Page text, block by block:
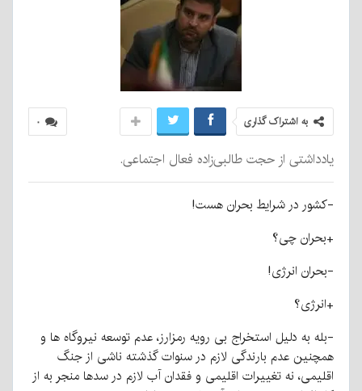
۰ به اشتراک گذاری
یادداشتی از حجت طالبی‌زاده فعال اجتماعی.
-کشور در شرایط بحران هست!
+بحران چی؟
-بحران انرژی!
+انرژی؟
-بله به دلیل استخراج بی رویه رمزارز، عدم توسعه نیروگاه ها و
همچنین عدم بارندگی لازم در سنوات گذشته ناشی از جنگ
اقلیمی، نه تغییرات اقلیمی و فقدان آب لازم در سدها منجر به از